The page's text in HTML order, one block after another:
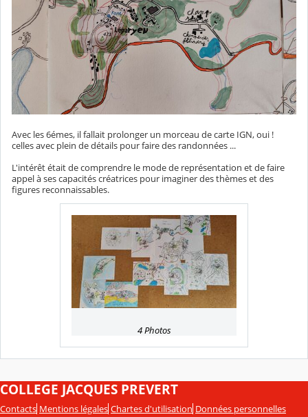
Avec les 6émes, il fallait prolonger un morceau de carte IGN, oui !
celles avec plein de détails pour faire des randonnées ...
L'intérêt était de comprendre le mode de représentation et de faire
appel à ses capacités créatrices pour imaginer des thèmes et des
figures reconnaissables.
4 Photos
COLLEGE JACQUES PREVERT
Contacts Mentions légales Chartes d'utilisation Données personnelles